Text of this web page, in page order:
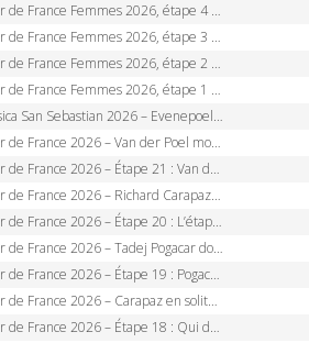
Femmes 2026, étape 4 – Marlen Reusser écrase le chrono, Ferrand-Prévot en crise
Femmes 2026, étape 3 – Sigrid Haugset en solitaire, 88 km d’échappée, maillot jaune
Femmes 2026, étape 2 – Lorena Wiebes doublé à Genève, Markus héroïque, 7e record
Femmes 2026, étape 1 – Lorena Wiebes intouchable à Lausanne, premier maillot jaune
Sebastian 2026 – Evenepoel recordman, 4e victoire, Carapaz battu au sprint
2026 – Van der Poel monumental à Paris, Pogacar égale le record des cinq sacres
2026 – Étape 21 : Van der Poel, Pogacar, qui succédera à Wout van Aert sur les Champs-Elysées ?
2026 – Richard Carapaz roi des Alpes, doublé et maillot à pois, Seixas perd le podium
2026 – Étape 20 : L’étape reine, Galibier, Sarenne, Alpe d’Huez, qui succédera à Pogacar ?
2026 – Tadej Pogacar dompte l’Alpe d’Huez, 5e victoire, record de Pantani pulvérisé
2026 – Étape 19 : Pogacar peut-il enfin dompter l’Alpe d’Huez ?
2026 – Carapaz en solitaire à Orcières-Merlette, Paret-Peintre à un point du maillot à pois
2026 – Étape 18 : Qui domptera Orcières-Merlette, première marche vers l’Alpe d’Huez ?